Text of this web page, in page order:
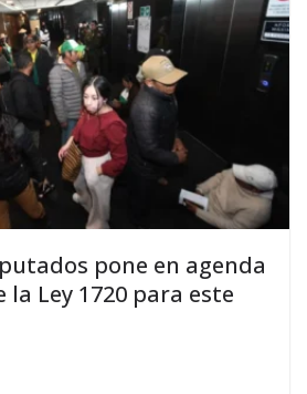
pone en agenda
Ley 1720 para este